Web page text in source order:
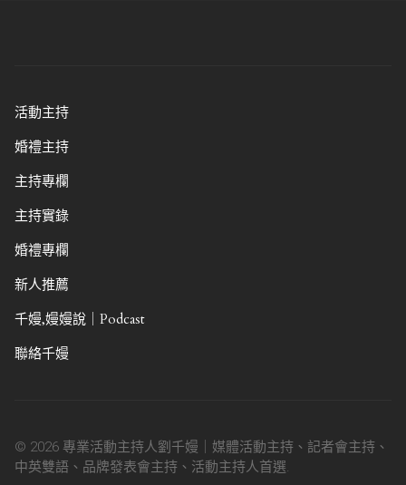
活動主持
婚禮主持
主持專欄
主持實錄
婚禮專欄
新人推薦
千嫚,嫚嫚說｜Podcast
聯絡千嫚
© 2026 專業活動主持人劉千嫚｜媒體活動主持、記者會主持、
中英雙語、品牌發表會主持、活動主持人首選.